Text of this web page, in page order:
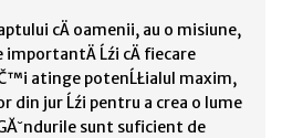
cÄ oamenii, au o misiune,
Ĺźi cÄ fiecare
atinge potenĹŁialul maxim,
din jur Ĺźi pentru a crea o lume
sunt suficient de